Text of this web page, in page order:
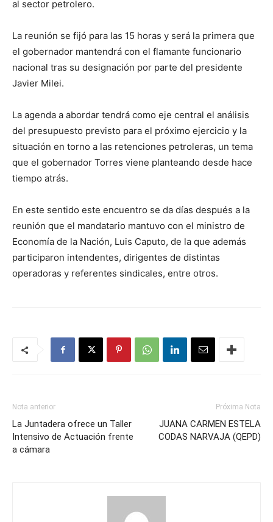
al sector petrolero.
La reunión se fijó para las 15 horas y será la primera que
el gobernador mantendrá con el flamante funcionario
nacional tras su designación por parte del presidente
Javier Milei.
La agenda a abordar tendrá como eje central el análisis
del presupuesto previsto para el próximo ejercicio y la
situación en torno a las retenciones petroleras, un tema
que el gobernador Torres viene planteando desde hace
tiempo atrás.
En este sentido este encuentro se da días después a la
reunión que el mandatario mantuvo con el ministro de
Economía de la Nación, Luis Caputo, de la que además
participaron intendentes, dirigentes de distintas
operadoras y referentes sindicales, entre otros.
Nota anterior
La Juntadera ofrece un Taller
Intensivo de Actuación frente
a cámara
Próxima Nota
JUANA CARMEN ESTELA
CODAS NARVAJA (QEPD)